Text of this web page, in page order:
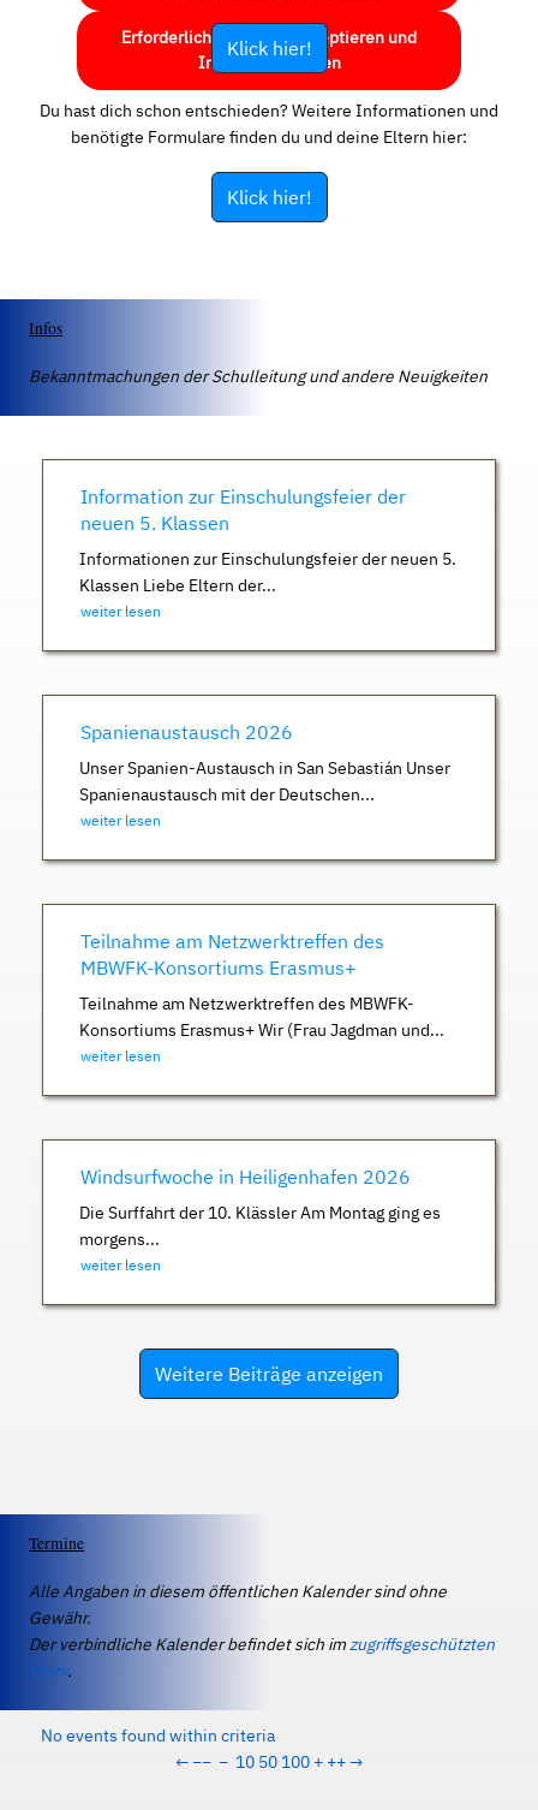
Erforderlichen Service akzeptieren und
Inhalte entsperren
Klick hier!
Du hast dich schon entschieden? Weitere Informationen und
benötigte Formulare finden du und deine Eltern hier:
Klick hier!
Infos
Bekanntmachungen der Schulleitung und andere Neuigkeiten
Information zur Einschulungsfeier der
neuen 5. Klassen
Informationen zur Einschulungsfeier der neuen 5.
Klassen Liebe Eltern der...
weiter lesen
Spanienaustausch 2026
Unser Spanien-Austausch in San Sebastián Unser
Spanienaustausch mit der Deutschen...
weiter lesen
Teilnahme am Netzwerktreffen des
MBWFK-Konsortiums Erasmus+
Teilnahme am Netzwerktreffen des MBWFK-
Konsortiums Erasmus+ Wir (Frau Jagdman und...
weiter lesen
Windsurfwoche in Heiligenhafen 2026
Die Surffahrt der 10. Klässler Am Montag ging es
morgens...
weiter lesen
Weitere Beiträge anzeigen
Termine
Alle Angaben in diesem öffentlichen Kalender sind ohne
Gewähr.
Der verbindliche Kalender befindet sich imzugriffsgeschützten
IServ.
No events found within criteria
← −− − 10 50 100 + ++→